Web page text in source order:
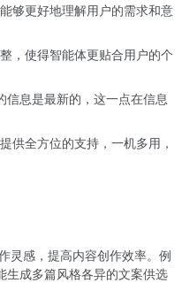
够更好地理解用户的需求和意
，使得智能体更贴合用户的个
信息是最新的，这一点在信息
供全方位的支持，一机多用，
灵感，提高内容创作效率。例
生成多篇风格各异的文案供选